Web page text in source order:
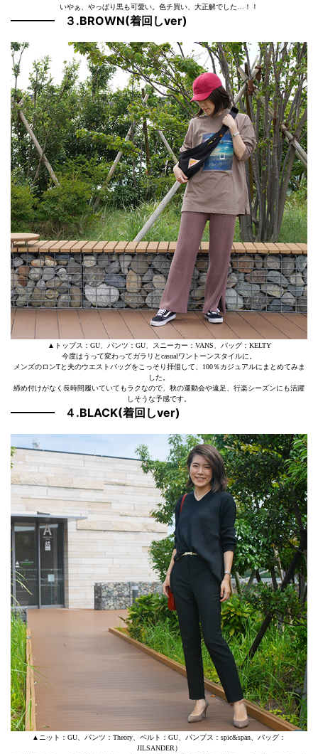
いやぁ、やっぱり黒も可愛い。色チ買い、大正解でした…！！
３.BROWN(着回しver)
▲トップス：GU、パンツ：GU、スニーカー：VANS、バッグ：KELTY
今度はうって変わってガラリとcasualワントーンスタイルに。
メンズのロンTと夫のウエストバッグをこっそり拝借して、100％カジュアルにまとめてみま
した。
締め付けがなく長時間履いていてもラクなので、秋の運動会や遠足、行楽シーズンにも活躍
しそうな予感です。
４.BLACK(着回しver)
▲ニット：GU、パンツ：Theory、ベルト：GU、パンプス：spic&span、バッグ：
JILSANDER）